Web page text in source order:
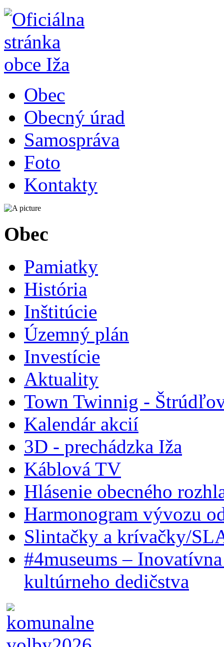
Obec
Obecný úrad
Samospráva
Foto
Kontakty
Obec
Pamiatky
História
Inštitúcie
Územný plán
Investície
Aktuality
Town Twinnig -
Kalendár akcií
3D - prechádzka Iža
Káblová TV
Hlásenie obecného
Harmonogram vývozu
Slintačky a krívačky/
#4museums –
kultúrneho dedičstva